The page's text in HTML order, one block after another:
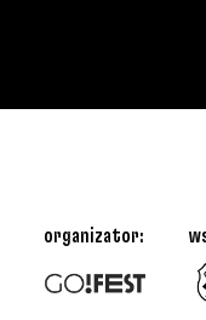
organizator: